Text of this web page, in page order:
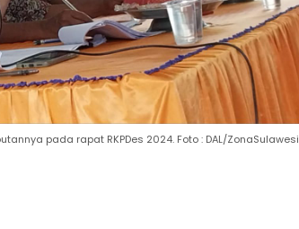
pada rapat RKPDes 2024. Foto : DAL/ZonaSulawesi